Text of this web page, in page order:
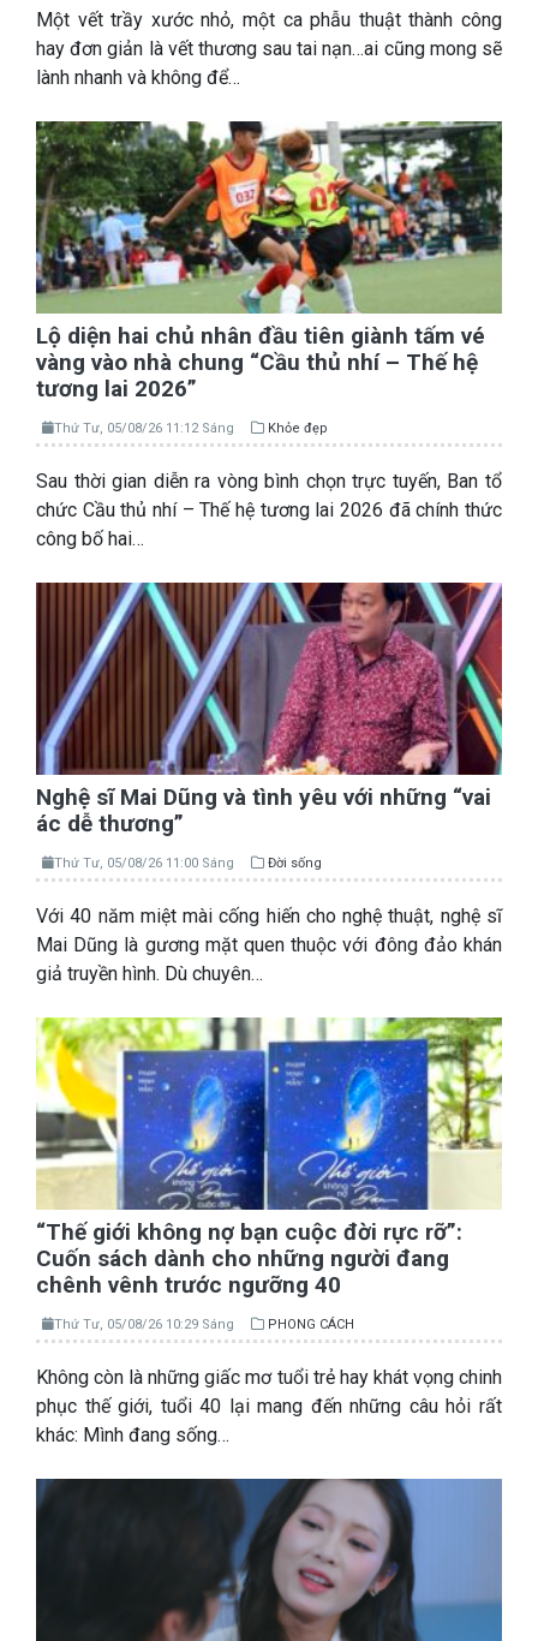
Một vết trầy xước nhỏ, một ca phẫu thuật thành công
hay đơn giản là vết thương sau tai nạn…ai cũng mong sẽ
lành nhanh và không để…
Lộ diện hai chủ nhân đầu tiên giành tấm vé
vàng vào nhà chung “Cầu thủ nhí – Thế hệ
tương lai 2026”
Thứ Tư, 05/08/26 11:12 Sáng Khỏe đẹp
Sau thời gian diễn ra vòng bình chọn trực tuyến, Ban tổ
chức Cầu thủ nhí – Thế hệ tương lai 2026 đã chính thức
công bố hai…
Nghệ sĩ Mai Dũng và tình yêu với những “vai
ác dễ thương”
Thứ Tư, 05/08/26 11:00 Sáng Đời sống
Với 40 năm miệt mài cống hiến cho nghệ thuật, nghệ sĩ
Mai Dũng là gương mặt quen thuộc với đông đảo khán
giả truyền hình. Dù chuyên…
“Thế giới không nợ bạn cuộc đời rực rỡ”:
Cuốn sách dành cho những người đang
chênh vênh trước ngưỡng 40
Thứ Tư, 05/08/26 10:29 Sáng PHONG CÁCH
Không còn là những giấc mơ tuổi trẻ hay khát vọng chinh
phục thế giới, tuổi 40 lại mang đến những câu hỏi rất
khác: Mình đang sống…